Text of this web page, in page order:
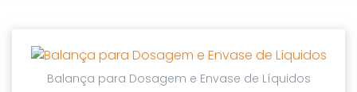
Balança para Dosagem e Envase de Líquidos